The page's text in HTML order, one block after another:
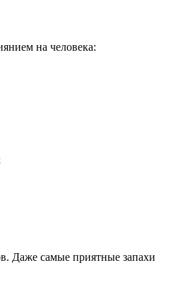
на человека:
Даже самые приятные запахи